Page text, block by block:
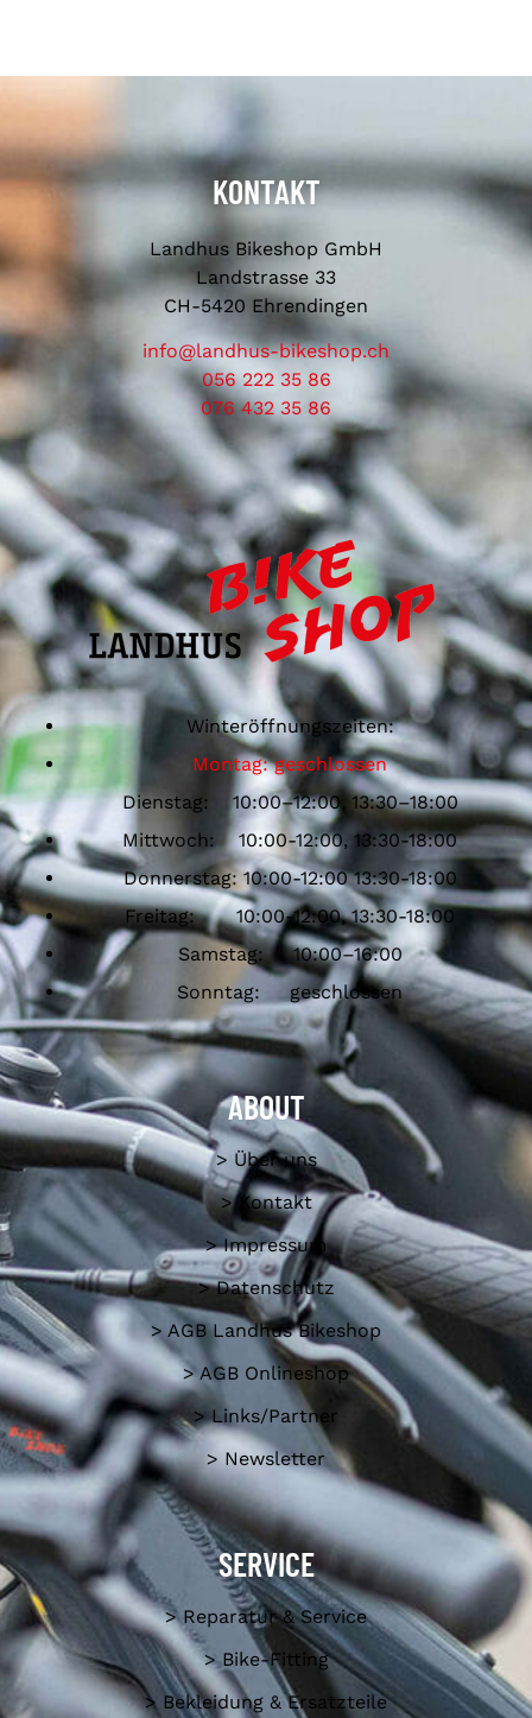
KONTAKT
Landhus Bikeshop GmbH
Landstrasse 33
CH-5420 Ehrendingen
info@landhus-bikeshop.ch
056 222 35 86
076 432 35 86
Winteröffnungszeiten:
Montag: geschlossen
Dienstag: 10:00–12:00, 13:30–18:00
Mittwoch: 10:00-12:00, 13:30-18:00
Donnerstag: 10:00-12:00 13:30-18:00
Freitag: 10:00-12:00, 13:30-18:00
Samstag: 10:00–16:00
Sonntag: geschlossen
ABOUT
> Über uns
> Kontakt
> Impressum
> Datenschutz
> AGB Landhus Bikeshop
> AGB Onlineshop
> Links/Partner
> Newsletter
SERVICE
> Reparatur & Service
> Bike-Fitting
> Bekleidung & Ersatzteile